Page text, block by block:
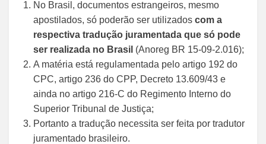
No Brasil, documentos estrangeiros, mesmo
apostilados, só poderão ser utilizados com a
respectiva tradução juramentada que só pode
ser realizada no Brasil (Anoreg BR 15-09-2.016);
A matéria está regulamentada pelo artigo 192 do
CPC, artigo 236 do CPP, Decreto 13.609/43 e
ainda no artigo 216-C do Regimento Interno do
Superior Tribunal de Justiça;
Portanto a tradução necessita ser feita por tradutor
juramentado brasileiro.